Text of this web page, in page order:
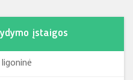
įstaigos